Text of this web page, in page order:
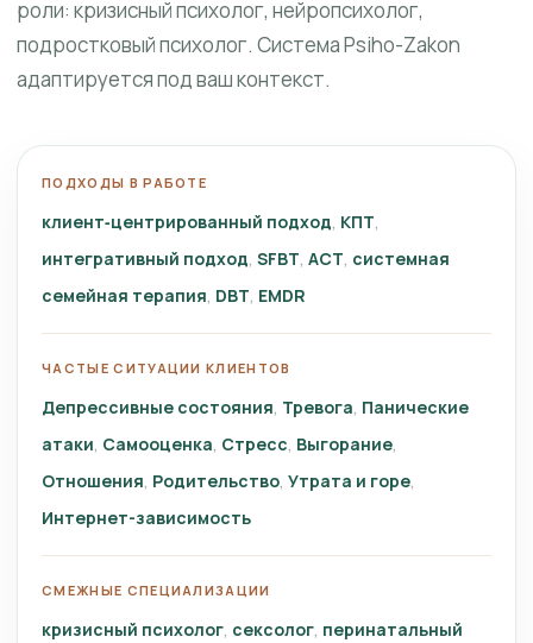
роли: кризисный психолог, нейропсихолог,
подростковый психолог. Система Psiho-Zakon
адаптируется под ваш контекст.
ПОДХОДЫ В РАБОТЕ
клиент‑центрированный подход КПТ
интегративный подход SFBT ACT системная
семейная терапия DBT EMDR
ЧАСТЫЕ СИТУАЦИИ КЛИЕНТОВ
Депрессивные состояния Тревога Панические
атаки Самооценка Стресс Выгорание
Отношения Родительство Утрата и горе
Интернет-зависимость
СМЕЖНЫЕ СПЕЦИАЛИЗАЦИИ
кризисный психолог сексолог перинатальный